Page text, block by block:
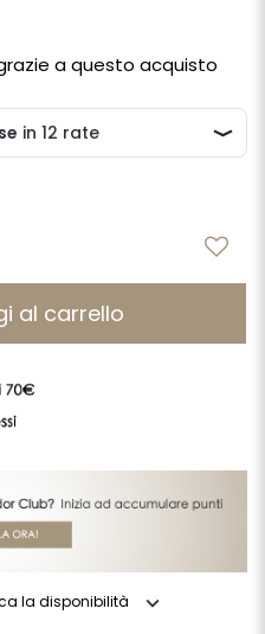
a questo acquisto
al carrello
la disponibilità expand_more